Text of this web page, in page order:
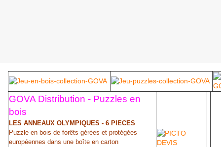
GOVA Distribution - Puzzles en
bois
LES ANNEAUX OLYMPIQUES - 6 PIECES
Puzzle en bois de forêts gérées et protégées
européennes dans une boîte en carton